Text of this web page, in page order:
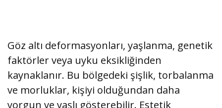
Göz altı deformasyonları, yaşlanma, genetik
faktörler veya uyku eksikliğinden
kaynaklanır. Bu bölgedeki şişlik, torbalanma
ve morluklar, kişiyi olduğundan daha
yorgun ve yaşlı gösterebilir. Estetik